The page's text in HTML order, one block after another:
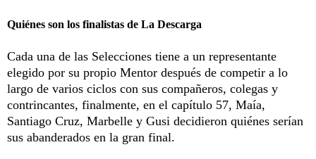
Quiénes son los finalistas de La Descarga
Cada una de las Selecciones tiene a un representante
elegido por su propio Mentor después de competir a lo
largo de varios ciclos con sus compañeros, colegas y
contrincantes, finalmente, en el capítulo 57, Maía,
Santiago Cruz, Marbelle y Gusi decidieron quiénes serían
sus abanderados en la gran final.